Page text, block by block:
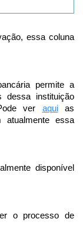
essa coluna
permite a
dessa instituição
ver aquias
atualmente essa
disponível
o processo de